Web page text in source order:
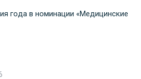
года в номинации «Медицинские